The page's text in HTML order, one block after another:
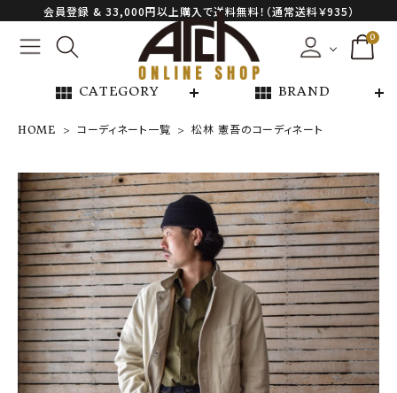
会員登録 & 33,000円以上購入で送料無料！（通常送料￥935）
0
view_module CATEGORY view_module BRAND
NEW ARRIVAL
ARCH EXCLUSIVE
BRAND
CATEGORY
CONTENTS
HOME コーディネート一覧 松林 憲吾のコーディネート